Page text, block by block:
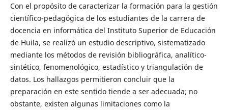
Con el propósito de caracterizar la formación para la gestión
científico-pedagógica de los estudiantes de la carrera de
docencia en informática del Instituto Superior de Educación
de Huila, se realizó un estudio descriptivo, sistematizado
mediante los métodos de revisión bibliográfica, analítico-
sintético, fenomenológico, estadístico y triangulación de
datos. Los hallazgos permitieron concluir que la
preparación en este sentido tiende a ser adecuada; no
obstante, existen algunas limitaciones como la